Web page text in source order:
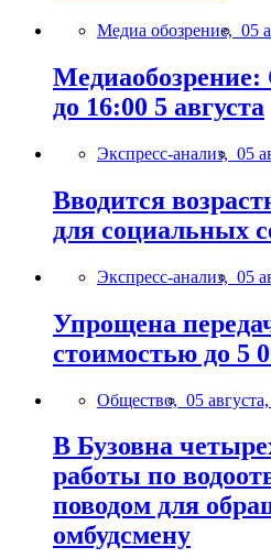
Медиа обозрение, 05
Медиаобозрение:
до 16:00 5 августа
Экспресс-анализ, 05
Вводится
для социальных
Экспресс-анализ, 05
Упрощена
стоимостью до 5
Общество, 05
В Бузовна
работы по
поводом для
омбудсмену